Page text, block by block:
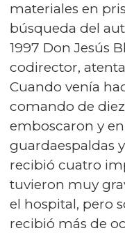
materiales en
búsqueda del
1997 Don Jesús
codirector,
Cuando venía
comando de
emboscaron y
guardaespaldas
recibió cuatro
tuvieron muy
el hospital, pero
recibió más de